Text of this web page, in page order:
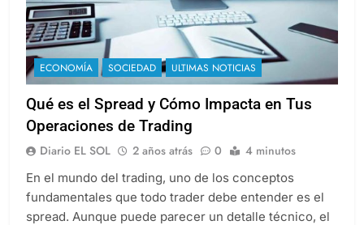
ECONOMÍA SOCIEDAD ULTIMAS NOTICIAS
Qué es el Spread y Cómo Impacta en Tus
Operaciones de Trading
Diario EL SOL 2 años atrás 0 4 minutos
En el mundo del trading, uno de los conceptos
fundamentales que todo trader debe entender es el
spread. Aunque puede parecer un detalle técnico, el